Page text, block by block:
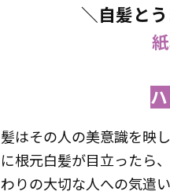
＼自髪と
髪はその人の美意識を映
に根元白髪が目立ったら
わりの大切な人への気遣